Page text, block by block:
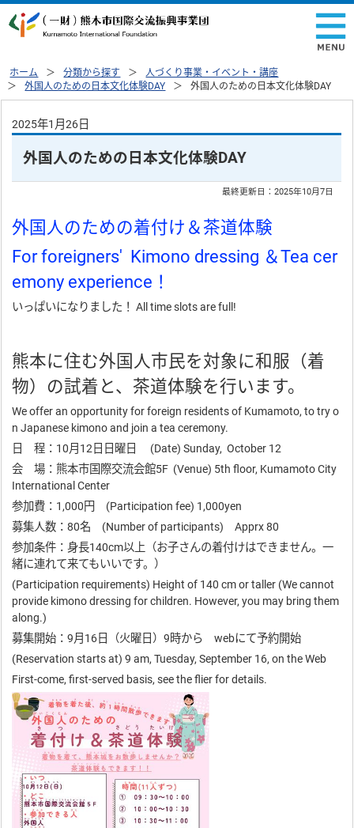
ホーム 分類から探す
人づくり事業・イベント・講座
外国人のための日本文化体験DAY
外国人のための日本文化体験DAY
2025年1月26日
外国人のための日本文化体験DAY
最終更新日：2025年10月7日
外国人のための着付け＆茶道体験
For foreigners' Kimono dressing ＆Tea cer
emony experience！
いっぱいになりました！ All time slots are full!
熊本に住む外国人市民を対象に和服（着
物）の試着と、茶道体験を行います。
We offer an opportunity for foreign residents of Kumamoto, to try o
n Japanese kimono and join a tea ceremony.
日 程：10月12日日曜日 (Date) Sunday, October 12
会 場：熊本市国際交流会館5F (Venue) 5th floor, Kumamoto City
International Center
参加費：1,000円 (Participation fee) 1,000yen
募集人数：80名 (Number of participants) Apprx 80
参加条件：身長140cm以上（お子さんの着付けはできません。一
緒に連れて来てもいいです。）
(Participation requirements) Height of 140 cm or taller (We cannot
provide kimono dressing for children. However, you may bring them
along.)
募集開始：9月16日（火曜日）9時から webにて予約開始
(Reservation starts at) 9 am, Tuesday, September 16, on the Web
First-come, first-served basis, see the flier for details.